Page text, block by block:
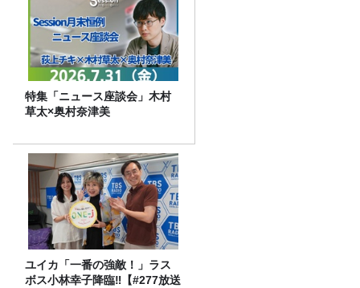
特集「ニュース座談会」木村
草太×奥村奈津美
ユイカ「一番の強敵！」ラス
ボス小林幸子降臨‼【#277放送